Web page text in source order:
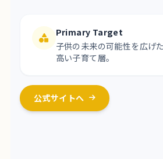
Primary Target
子供の未来の可能性を広げ
高い子育て層。
公式サイトへ